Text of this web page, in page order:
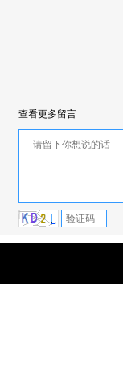
查看更多留言